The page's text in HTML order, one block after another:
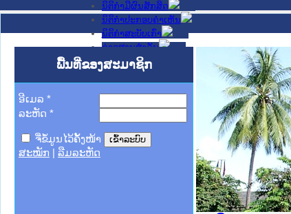
ນິຕິກໍາມີຜົນສັກສິດ
ນິຕິກໍາປະກອບຄໍາເຫັນ
ນິຕິກໍາສະບັບເກົ່າ
ຂ່າວສານສໍາຄັນ
ເວັບໄຊອື່ນໆ
ຕິດຕໍ່ພວກເຮົາ
ກ່ຽວກັບພວກເຮົາ
ຊ່ວຍເຫຼືອ
ພື້ນທີ່ຂອງສະມາຊິກ
ອີເມລ *
ລະຫັດ *
ຈື່ຂໍ້ມູນໄວ້ຄັ້ງໜ້າ
ສະໝັກ
ລືມລະຫັດ